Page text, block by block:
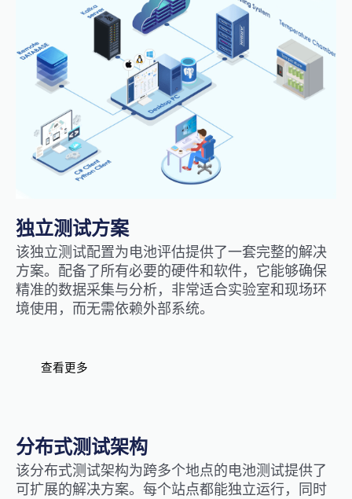
独立测试方案
该独立测试配置为电池评估提供了一套完整的解决
方案。配备了所有必要的硬件和软件，它能够确保
精准的数据采集与分析，非常适合实验室和现场环
境使用，而无需依赖外部系统。
查看更多
分布式测试架构
该分布式测试架构为跨多个地点的电池测试提供了
可扩展的解决方案。每个站点都能独立运行，同时